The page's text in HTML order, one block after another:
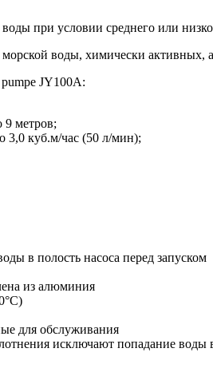
при условии среднего или
воды, химически активных,
JY100A:
9 метров;
3,0 куб.м/час (50 л/мин);
в полость насоса перед запуском
​​из алюминия
для обслуживания
исключают попадание воды